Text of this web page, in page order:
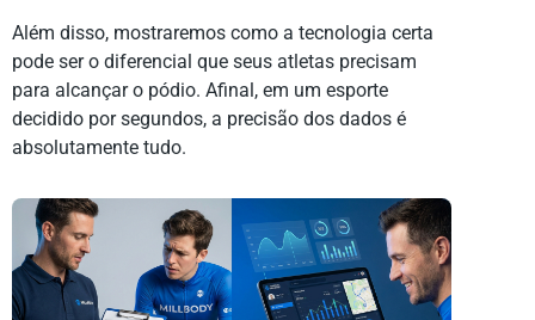
Além disso, mostraremos como a tecnologia certa
pode ser o diferencial que seus atletas precisam
para alcançar o pódio. Afinal, em um esporte
decidido por segundos, a precisão dos dados é
absolutamente tudo.